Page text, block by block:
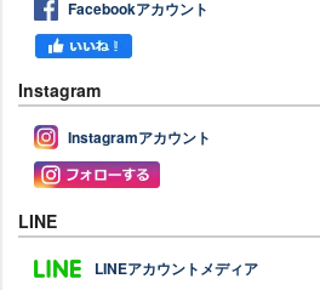
Facebookアカウント
Instagram
Instagramアカウント
LINE
LINEアカウントメディア